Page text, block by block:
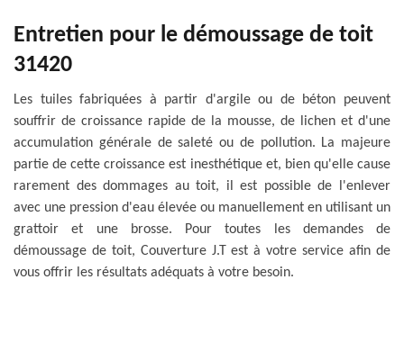
Entretien pour le démoussage de toit
31420
Les tuiles fabriquées à partir d'argile ou de béton peuvent
souffrir de croissance rapide de la mousse, de lichen et d'une
accumulation générale de saleté ou de pollution. La majeure
partie de cette croissance est inesthétique et, bien qu'elle cause
rarement des dommages au toit, il est possible de l'enlever
avec une pression d'eau élevée ou manuellement en utilisant un
grattoir et une brosse. Pour toutes les demandes de
démoussage de toit, Couverture J.T est à votre service afin de
vous offrir les résultats adéquats à votre besoin.